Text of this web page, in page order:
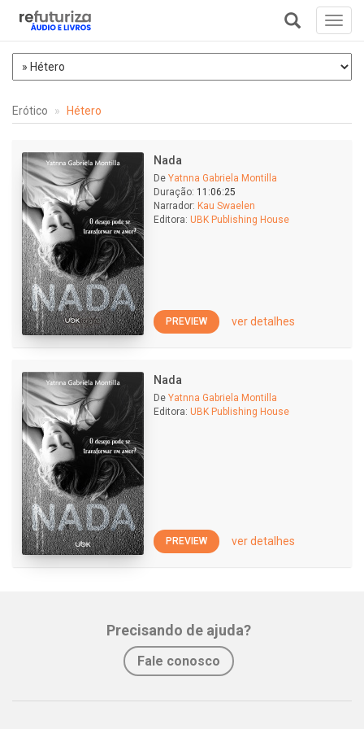
+
Erótico Hétero
Nada
De Yatnna Gabriela Montilla
Duração: 11:06:25
Narrador: Kau Swaelen
Editora: UBK Publishing House
PREVIEW ver detalhes
Nada
De Yatnna Gabriela Montilla
Editora: UBK Publishing House
PREVIEW ver detalhes
Precisando de ajuda?
Fale conosco